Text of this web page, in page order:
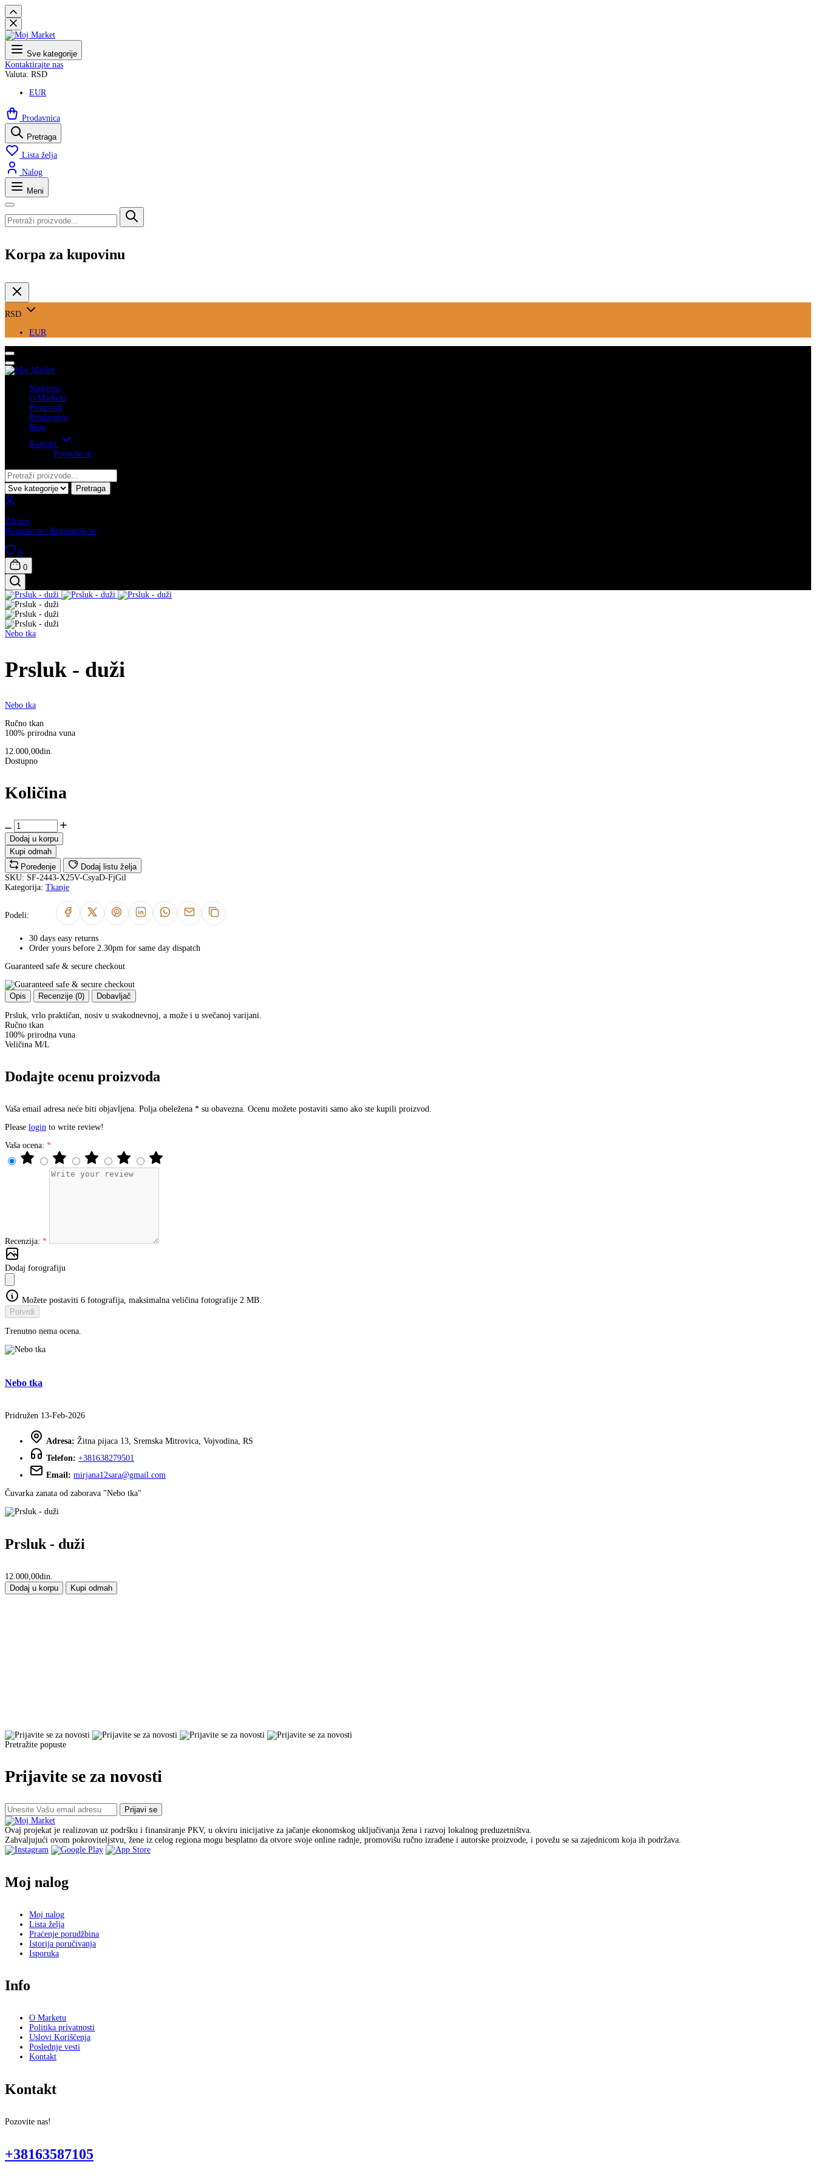
Sve kategorije
Kontaktirajte nas
Valuta: RSD
EUR
Prodavnica
Pretraga
Lista želja
Nalog
Meni
Korpa za kupovinu
RSD
EUR
Naslovna
O Marketu
Proizvodi
Prodavnice
Blog
Kontakt
Prijavite se
Pretraga
Zdravo
Prijavite se / Registrujte se
0
0
Nebo tka
Prsluk - duži
Nebo tka
Ručno tkan
100% prirodna vuna
12.000,00din.
Dostupno
Količina
Dodaj u korpu
Kupi odmah
Poređenje
Dodaj listu želja
SKU: SF-2443-X25V-CsyaD-FjGil
Kategorija: Tkanje
Podeli:
30 days easy returns
Order yours before 2.30pm for same day dispatch
Guaranteed safe & secure checkout
Opis Recenzije (0) Dobavljač
Prsluk, vrlo praktičan, nosiv u svakodnevnoj, a može i u svečanoj varijani.
Ručno tkan
100% prirodna vuna
Veličina M/L
Dodajte ocenu proizvoda
Vaša email adresa neće biti objavljena. Polja obeležena * su obavezna. Ocenu možete postaviti samo ako ste kupili proizvod.
Please login to write review!
Vaša ocena:
Recenzija:
Dodaj forografiju
Možete postaviti 6 fotografija, maksimalna veličina fotografije 2 MB.
Potvrdi
Trenutno nema ocena.
Nebo tka
Pridružen 13-Feb-2026
Adresa: Žitna pijaca 13, Sremska Mitrovica, Vojvodina, RS
Telefon: +381638279501
Email: mirjana12sara@gmail.com
Čuvarka zanata od zaborava "Nebo tka"
Prsluk - duži
12.000,00din.
Dodaj u korpu
Kupi odmah
Pretražite popuste
Prijavite se za novosti
Prijavi se
Ovaj projekat je realizovan uz podršku i finansiranje PKV, u okviru inicijative za jačanje ekonomskog uključivanja žena i razvoj lokalnog preduzetništva.
Zahvaljujući ovom pokroviteljstvu, žene iz celog regiona mogu besplatno da otvore svoje online radnje, promovišu ručno izrađene i autorske proizvode, i povežu se sa zajednicom koja ih podržava.
Moj nalog
Moj nalog
Lista želja
Praćenje porudžbina
Istorija poručivanja
Isporuka
Info
O Marketu
Politika privatnosti
Uslovi Korišćenja
Poslednje vesti
Kontakt
Kontakt
Pozovite nas!
+38163587105